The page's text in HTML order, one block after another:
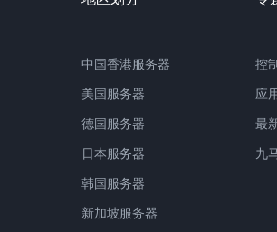
中国香港服务器
美国服务器
德国服务器
日本服务器
韩国服务器
新加坡服务器
控
应
最
九